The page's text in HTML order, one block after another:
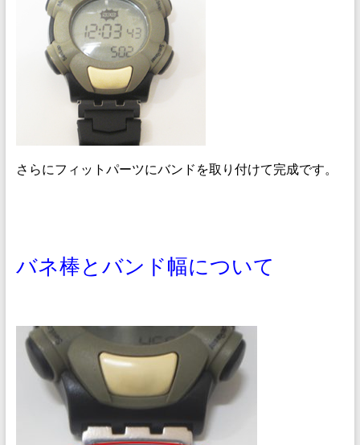
さらにフィットパーツにバンドを取り付けて完成です。
バネ棒とバンド幅について